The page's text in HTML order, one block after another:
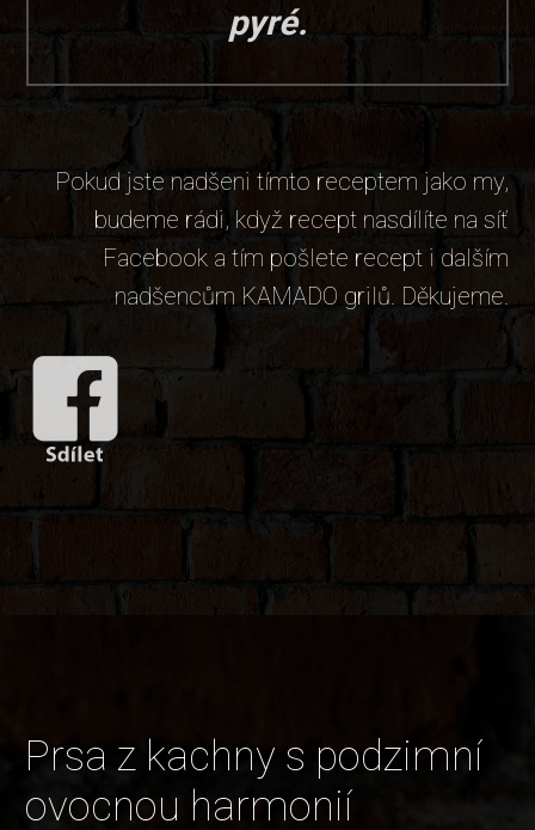
pyré.
Pokud jste nadšeni tímto receptem jako my,
budeme rádi, když recept nasdílíte na síť
Facebook a tím pošlete recept i dalším
nadšencům KAMADO grilů. Děkujeme.
Prsa z kachny s podzimní
ovocnou harmonií